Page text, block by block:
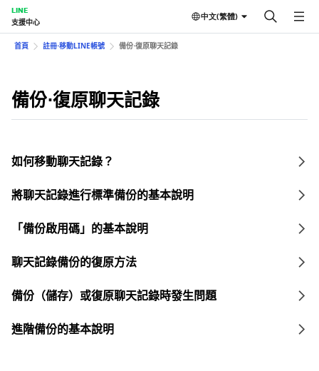
LINE
支援中心
中文(繁體)
首頁 註冊⋅移動LINE帳號 備份⋅復原聊天記錄
備份⋅復原聊天記錄
如何移動聊天記錄？
將聊天記錄進行標準備份的基本說明
「備份啟用碼」的基本說明
聊天記錄備份的復原方法
備份（儲存）或復原聊天記錄時發生問題
進階備份的基本說明